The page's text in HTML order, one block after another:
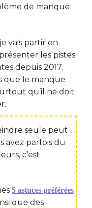
de manque
vais partir en
les pistes
depuis 2017.
que le manque
qu’il ne doit
seule peut
avez parfois du
c’est
5 astuces préférées
que des